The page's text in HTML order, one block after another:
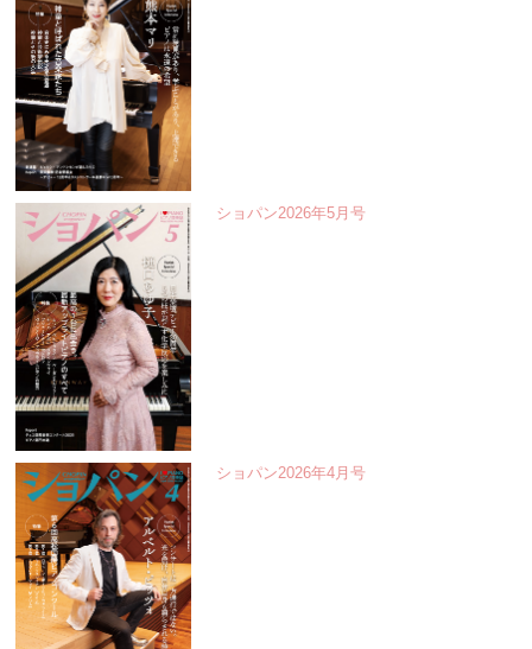
ショパン2026年5月号
ショパン2026年4月号